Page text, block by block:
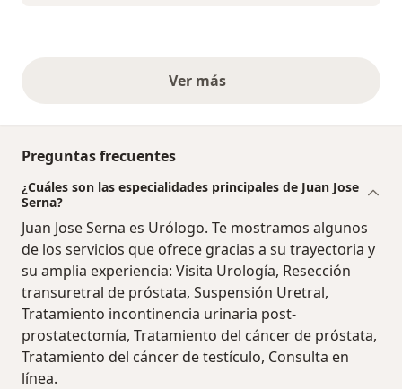
Ver másopiniones anteriores
Preguntas frecuentes
¿Cuáles son las especialidades principales de Juan Jose
Serna?
Juan Jose Serna es Urólogo. Te mostramos algunos
de los servicios que ofrece gracias a su trayectoria y
su amplia experiencia: Visita Urología, Resección
transuretral de próstata, Suspensión Uretral,
Tratamiento incontinencia urinaria post-
prostatectomía, Tratamiento del cáncer de próstata,
Tratamiento del cáncer de testículo, Consulta en
línea.